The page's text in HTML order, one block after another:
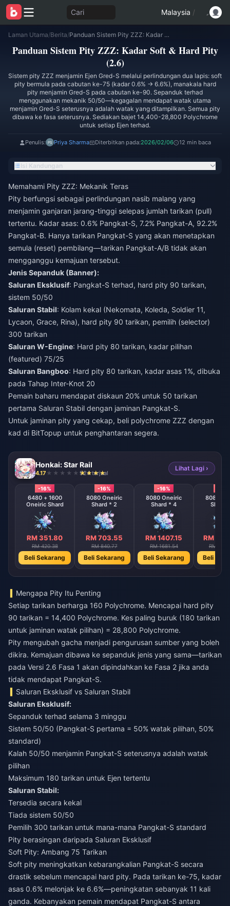
Cari Malaysia /
Laman Utama/Berita/ Panduan Sistem Pity ZZZ: Kadar Soft & Hard Pity (2.6)
Panduan Sistem Pity ZZZ: Kadar Soft & Hard Pity
(2.6)
Sistem pity ZZZ menjamin Ejen Gred-S melalui perlindungan dua lapis: soft
pity bermula pada cabutan ke-75 (kadar 0.6% → 6.6%), manakala hard
pity menjamin Gred-S pada cabutan ke-90. Sepanduk terhad
menggunakan mekanik 50/50—kegagalan mendapat watak utama
menjamin Gred-S seterusnya adalah watak yang ditampilkan. Semua pity
dibawa ke fasa seterusnya. Sediakan bajet 14,400-28,800 Polychrome
untuk setiap Ejen terhad.
Penulis: Priya Sharma Diterbitkan pada:2026/02/06 12 min baca
Isi Kandungan
Memahami Pity ZZZ: Mekanik Teras
Pity berfungsi sebagai perlindungan nasib malang yang
menjamin ganjaran jarang-tinggi selepas jumlah tarikan (pull)
tertentu. Kadar asas: 0.6% Pangkat-S, 7.2% Pangkat-A, 92.2%
Pangkat-B. Hanya tarikan Pangkat-S yang akan menetapkan
semula (reset) pembilang—tarikan Pangkat-A/B tidak akan
mengganggu kemajuan tersebut.
Jenis Sepanduk (Banner):
Saluran Eksklusif: Pangkat-S terhad, hard pity 90 tarikan,
sistem 50/50
Saluran Stabil: Kolam kekal (Nekomata, Koleda, Soldier 11,
Lycaon, Grace, Rina), hard pity 90 tarikan, pemilih (selector)
300 tarikan
Saluran W-Engine: Hard pity 80 tarikan, kadar pilihan
(featured) 75/25
Saluran Bangboo: Hard pity 80 tarikan, kadar asas 1%, dibuka
pada Tahap Inter-Knot 20
Pemain baharu mendapat diskaun 20% untuk 50 tarikan
pertama Saluran Stabil dengan jaminan Pangkat-S.
Untuk jaminan pity yang cekap, beli polychrome ZZZ dengan
kad di BitTopup untuk penghantaran segera.
Honkai: Star Rail
4.17 924 terjual
Lihat Lagi ›
-16%
6480 + 1600
Oneiric Shard
RM 351.80
RM 420.38
Beli Sekarang
-16%
8080 Oneiric
Shard * 2
RM 703.55
RM 840.77
Beli Sekarang
-16%
8080 Oneiric
Shard * 4
RM 1407.15
RM 1681.54
Beli Sekarang
8080
Shard
RM
RM
Beli
Mengapa Pity Itu Penting
Setiap tarikan berharga 160 Polychrome. Mencapai hard pity
90 tarikan = 14,400 Polychrome. Kes paling buruk (180 tarikan
untuk jaminan watak pilihan) = 28,800 Polychrome.
Pity mengubah gacha menjadi pengurusan sumber yang boleh
dikira. Kemajuan dibawa ke sepanduk jenis yang sama—tarikan
pada Versi 2.6 Fasa 1 akan dipindahkan ke Fasa 2 jika anda
tidak mendapat Pangkat-S.
Saluran Eksklusif vs Saluran Stabil
Saluran Eksklusif:
Sepanduk terhad selama 3 minggu
Sistem 50/50 (Pangkat-S pertama = 50% watak pilihan, 50%
standard)
Kalah 50/50 menjamin Pangkat-S seterusnya adalah watak
pilihan
Maksimum 180 tarikan untuk Ejen tertentu
Saluran Stabil:
Tersedia secara kekal
Tiada sistem 50/50
Pemilih 300 tarikan untuk mana-mana Pangkat-S standard
Pity berasingan daripada Saluran Eksklusif
Soft Pity: Ambang 75 Tarikan
Soft pity meningkatkan kebarangkalian Pangkat-S secara
drastik sebelum mencapai hard pity. Pada tarikan ke-75, kadar
asas 0.6% melonjak ke 6.6%—peningkatan sebanyak 11 kali
ganda. Kebanyakan pemain mendapat Pangkat-S antara